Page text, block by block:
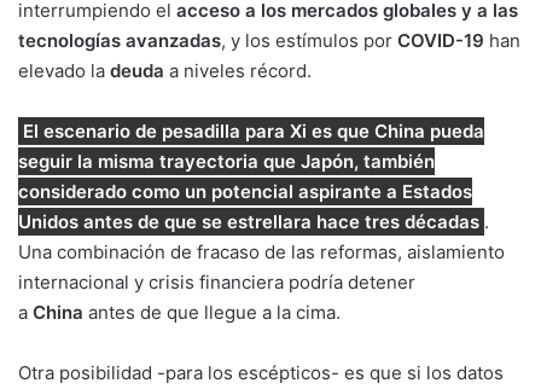
interrumpiendo el acceso a los mercados globales y a las
tecnologías avanzadas, y los estímulos por COVID-19 han
elevado la deuda a niveles récord.
El escenario de pesadilla para Xi es que China pueda
seguir la misma trayectoria que Japón, también
considerado como un potencial aspirante a Estados
Unidos antes de que se estrellara hace tres décadas .
Una combinación de fracaso de las reformas, aislamiento
internacional y crisis financiera podría detener
a China antes de que llegue a la cima.
Otra posibilidad -para los escépticos- es que si los datos